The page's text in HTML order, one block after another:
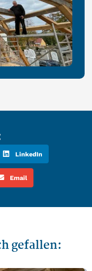
LinkedIn
Email
gefallen: